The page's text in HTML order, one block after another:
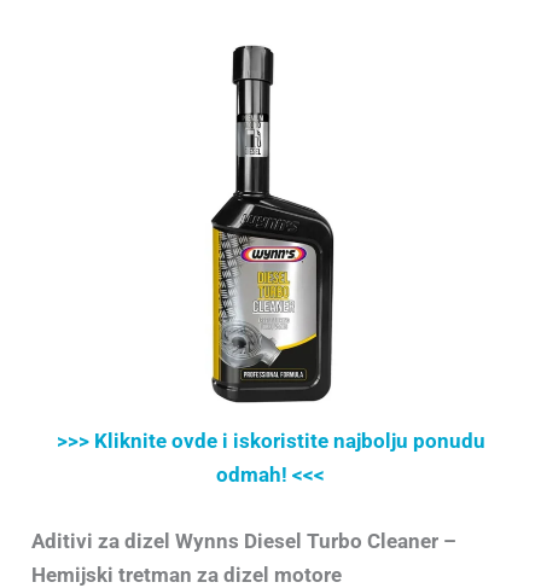
>>> Kliknite ovde i iskoristite najbolju ponudu
odmah! <<<
Aditivi za dizel Wynns Diesel Turbo Cleaner –
Hemijski tretman za dizel motore